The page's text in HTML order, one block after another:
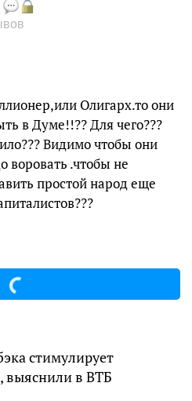
Олигарх.то они
в Думе!!?? Для чего???
Видимо чтобы они
воровать .чтобы не
простой народ еще
стимулирует
выяснили в ВТБ